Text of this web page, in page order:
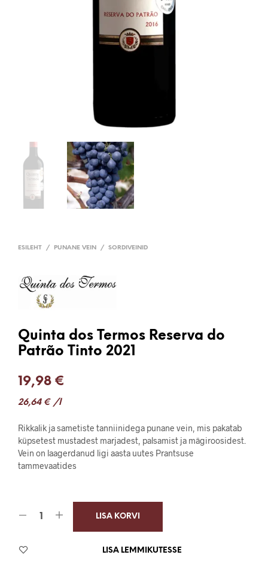
ESILEHT / PUNANE VEIN / SORDIVEINID
Quinta dos Termos Reserva do
Patrão Tinto 2021
19,98 €
26,64 € /l
Rikkalik ja sametiste tanniinidega punane vein, mis pakatab
küpsetest mustadest marjadest, palsamist ja mägiroosidest.
Vein on laagerdanud ligi aasta uutes Prantsuse
tammevaatides
LISA KORVI
LISA LEMMIKUTESSE